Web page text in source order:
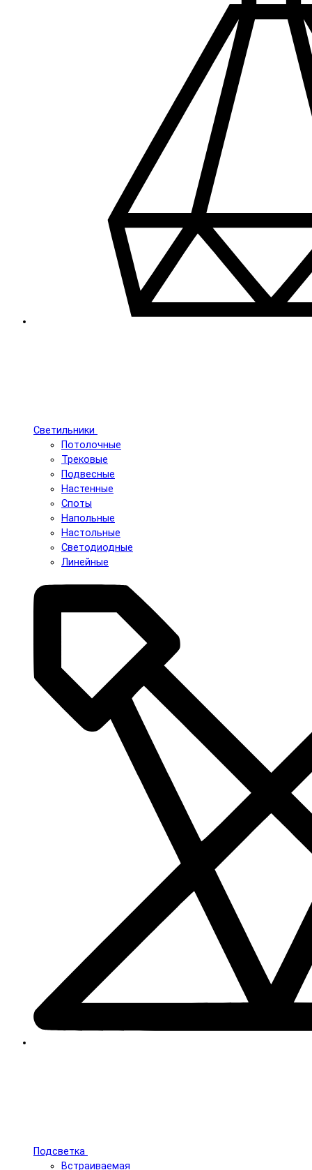
Светильники
Потолочные
Трековые
Подвесные
Настенные
Споты
Напольные
Настольные
Светодиодные
Линейные
Подсветка
Встраиваемая